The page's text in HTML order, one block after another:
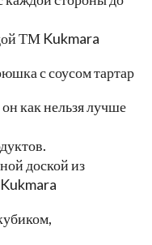
ТМ Kukmara
как нельзя лучше
доской из